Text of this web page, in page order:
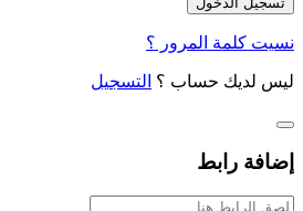
نسيت كلمة المرور ؟
ليس لديك حساب ؟ التسجيل
إضافة رابط